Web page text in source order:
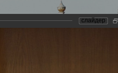
слайдер